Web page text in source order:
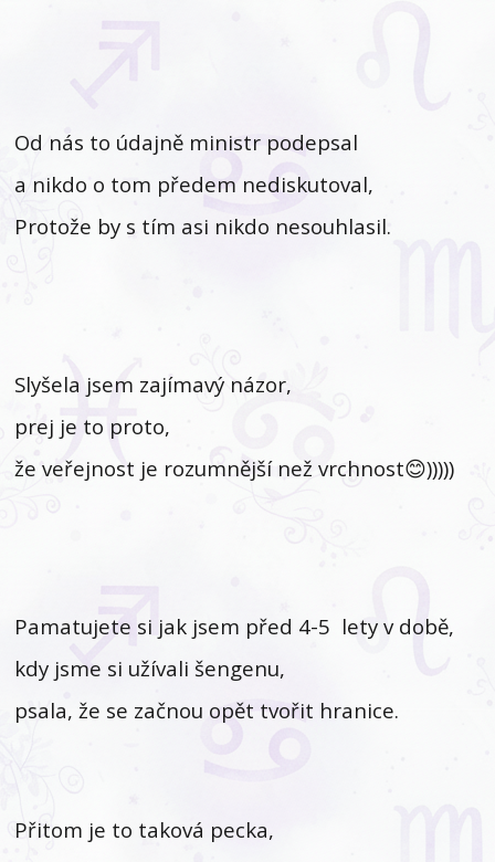
Od nás to údajně ministr podepsal
a nikdo o tom předem nediskutoval,
Protože by s tím asi nikdo nesouhlasil.
Slyšela jsem zajímavý názor,
prej je to proto,
že veřejnost je rozumnější než vrchnost😊)))))
Pamatujete si jak jsem před 4-5 lety v době,
kdy jsme si užívali šengenu,
psala, že se začnou opět tvořit hranice.
Přitom je to taková pecka,